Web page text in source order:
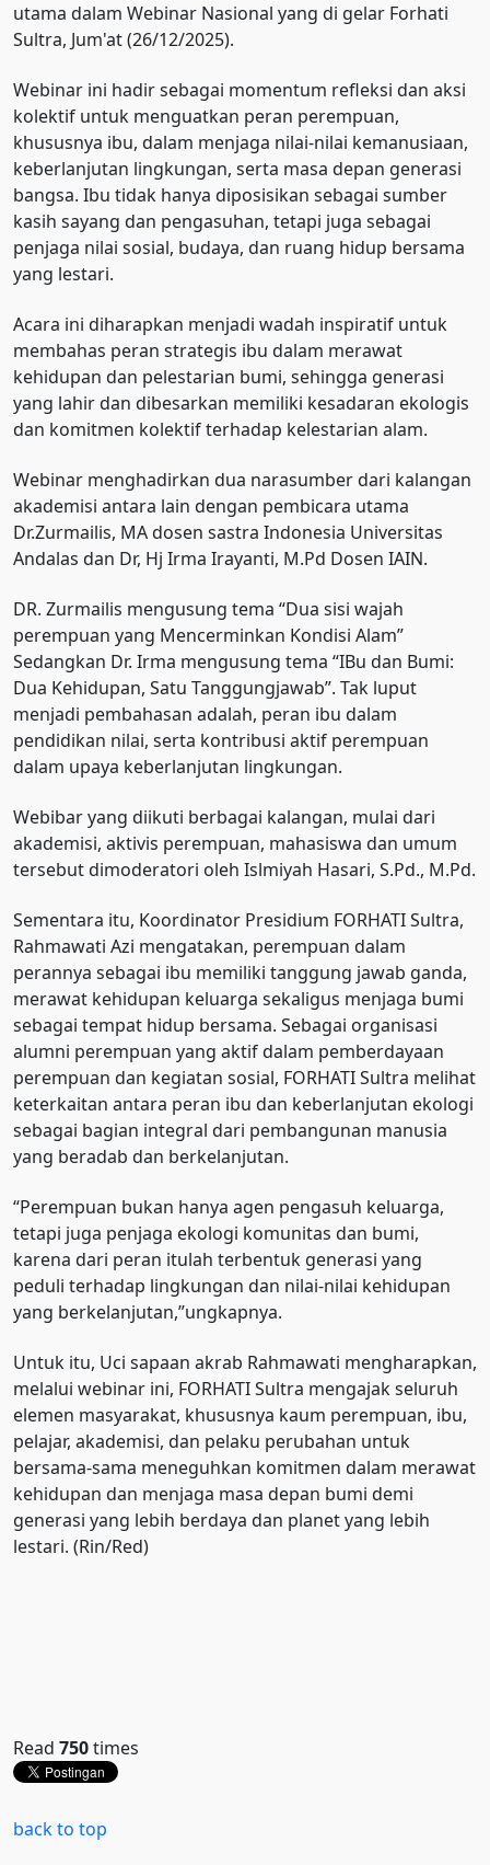
utama dalam Webinar Nasional yang di gelar Forhati
Sultra, Jum'at (26/12/2025).
Webinar ini hadir sebagai momentum refleksi dan aksi
kolektif untuk menguatkan peran perempuan,
khususnya ibu, dalam menjaga nilai-nilai kemanusiaan,
keberlanjutan lingkungan, serta masa depan generasi
bangsa. Ibu tidak hanya diposisikan sebagai sumber
kasih sayang dan pengasuhan, tetapi juga sebagai
penjaga nilai sosial, budaya, dan ruang hidup bersama
yang lestari.
Acara ini diharapkan menjadi wadah inspiratif untuk
membahas peran strategis ibu dalam merawat
kehidupan dan pelestarian bumi, sehingga generasi
yang lahir dan dibesarkan memiliki kesadaran ekologis
dan komitmen kolektif terhadap kelestarian alam.
Webinar menghadirkan dua narasumber dari kalangan
akademisi antara lain dengan pembicara utama
Dr.Zurmailis, MA dosen sastra Indonesia Universitas
Andalas dan Dr, Hj Irma Irayanti, M.Pd Dosen IAIN.
DR. Zurmailis mengusung tema “Dua sisi wajah
perempuan yang Mencerminkan Kondisi Alam”
Sedangkan Dr. Irma mengusung tema “IBu dan Bumi:
Dua Kehidupan, Satu Tanggungjawab”. Tak luput
menjadi pembahasan adalah, peran ibu dalam
pendidikan nilai, serta kontribusi aktif perempuan
dalam upaya keberlanjutan lingkungan.
Webibar yang diikuti berbagai kalangan, mulai dari
akademisi, aktivis perempuan, mahasiswa dan umum
tersebut dimoderatori oleh Islmiyah Hasari, S.Pd., M.Pd.
Sementara itu, Koordinator Presidium FORHATI Sultra,
Rahmawati Azi mengatakan, perempuan dalam
perannya sebagai ibu memiliki tanggung jawab ganda,
merawat kehidupan keluarga sekaligus menjaga bumi
sebagai tempat hidup bersama. Sebagai organisasi
alumni perempuan yang aktif dalam pemberdayaan
perempuan dan kegiatan sosial, FORHATI Sultra melihat
keterkaitan antara peran ibu dan keberlanjutan ekologi
sebagai bagian integral dari pembangunan manusia
yang beradab dan berkelanjutan.
“Perempuan bukan hanya agen pengasuh keluarga,
tetapi juga penjaga ekologi komunitas dan bumi,
karena dari peran itulah terbentuk generasi yang
peduli terhadap lingkungan dan nilai-nilai kehidupan
yang berkelanjutan,”ungkapnya.
Untuk itu, Uci sapaan akrab Rahmawati mengharapkan,
melalui webinar ini, FORHATI Sultra mengajak seluruh
elemen masyarakat, khususnya kaum perempuan, ibu,
pelajar, akademisi, dan pelaku perubahan untuk
bersama-sama meneguhkan komitmen dalam merawat
kehidupan dan menjaga masa depan bumi demi
generasi yang lebih berdaya dan planet yang lebih
lestari. (Rin/Red)
Read 750times
back to top